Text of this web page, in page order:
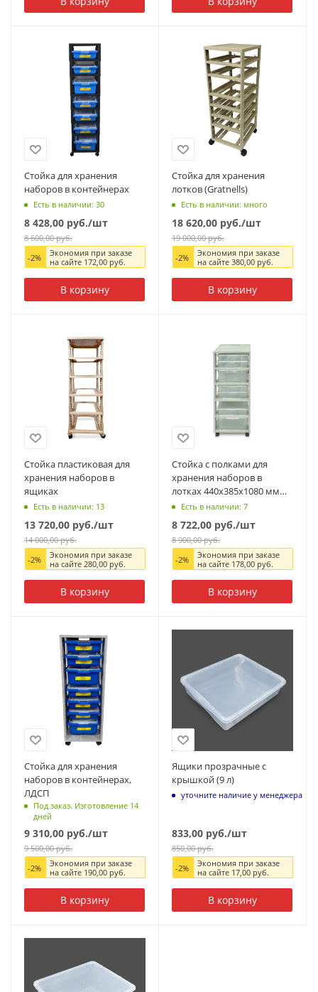
Стойка для хранения
наборов в контейнерах
Есть в наличии: 30
8 428,00 руб./шт
8 600,00руб.
-2%
Экономия при заказе
на сайте 172,00руб.
В корзину
Стойка для хранения
лотков (Gratnells)
Есть в наличии: много
18 620,00 руб./шт
19 000,00руб.
-2%
Экономия при заказе
на сайте 380,00руб.
В корзину
Стойка пластиковая для
хранения наборов в
ящиках
Есть в наличии: 13
13 720,00 руб./шт
14 000,00руб.
-2%
Экономия при заказе
на сайте 280,00руб.
В корзину
Стойка с полками для
хранения наборов в
лотках 440х385х1080 мм
(лотки в комплект не
входят), ЛДСП
Есть в наличии: 7
8 722,00 руб./шт
8 900,00руб.
-2%
Экономия при заказе
на сайте 178,00руб.
В корзину
Стойка для хранения
наборов в контейнерах,
ЛДСП
Под заказ. Изготовление 14
дней
9 310,00 руб./шт
9 500,00руб.
-2%
Экономия при заказе
на сайте 190,00руб.
В корзину
Ящики прозрачные с
крышкой (9 л)
уточните наличие у менеджера
833,00 руб./шт
850,00руб.
-2%
Экономия при заказе
на сайте 17,00руб.
В корзину